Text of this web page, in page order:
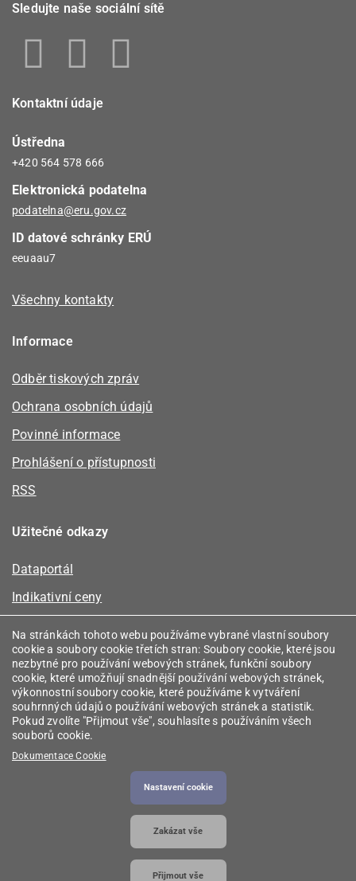
Sledujte naše sociální sítě
Kontaktní údaje
Ústředna
+420 564 578 666
Elektronická podatelna
podatelna@eru.gov.cz
ID datové schránky ERÚ
eeuaau7
Všechny kontakty
Informace
Odběr tiskových zpráv
Ochrana osobních údajů
Povinné informace
Prohlášení o přístupnosti
RSS
Užitečné odkazy
Dataportál
Indikativní ceny
Registr energetických společenství
Registr zprostředkovatelů
Srovnávače
Vyhledávač licencí
2026 © Energetický regulační úřad
poskytovány v souladu se zákonem č. 106/1999
Sb., o svobodném přístupu k informacím.
Na stránkách tohoto webu používáme vybrané vlastní soubory
cookie a soubory cookie třetích stran: Soubory cookie, které jsou
nezbytné pro používání webových stránek, funkční soubory
cookie, které umožňují snadnější používání webových stránek,
výkonnostní soubory cookie, které používáme k vytváření
souhrnných údajů o používání webových stránek a statistik.
Pokud zvolíte "Přijmout vše", souhlasíte s používáním všech
souborů cookie.
Dokumentace Cookie
Nastavení cookie
Zakázat vše
Přijmout vše